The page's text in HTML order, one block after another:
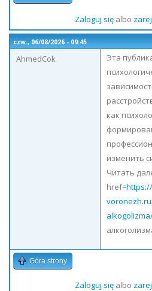
Zaloguj sięalbo
czw., 06/08/2026 - 09:45
AhmedCok
Эта
как
изменить
Читать
href=
Góra strony
Zaloguj sięalbo